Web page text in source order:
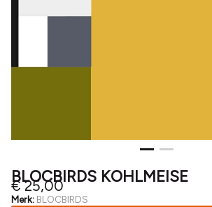
BLOCBIRDS KOHLMEISE
€ 25,00
Merk: BLOCBIRDS